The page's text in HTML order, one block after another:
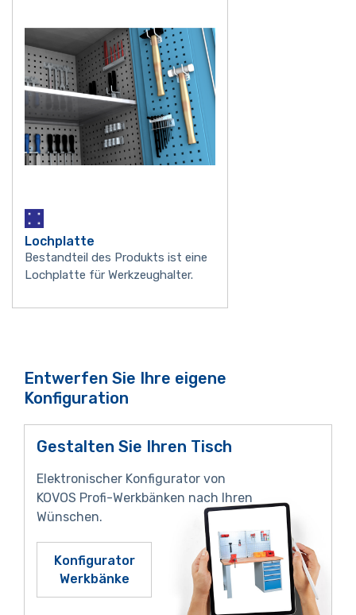
Lochplatte
Bestandteil des Produkts ist eine
Lochplatte für Werkzeughalter.
Entwerfen Sie Ihre eigene
Konfiguration
Gestalten Sie Ihren Tisch
Elektronischer Konfigurator von
KOVOS Profi-Werkbänken nach Ihren
Wünschen.
Konfigurator
Werkbänke